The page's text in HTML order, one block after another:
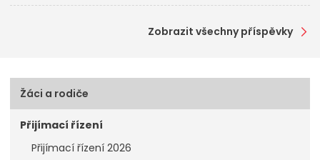
Zobrazit všechny příspěvky
Žáci a rodiče
Přijímací řízení
Přijímací řízení 2026